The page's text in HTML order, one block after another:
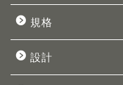
規格
設計